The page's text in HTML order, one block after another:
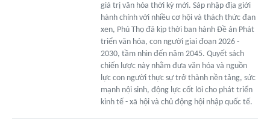
giá trị văn hóa thời kỳ mới. Sáp nhập địa giới
hành chính với nhiều cơ hội và thách thức đan
xen, Phú Thọ đã kịp thời ban hành Đề án Phát
triển văn hóa, con người giai đoạn 2026 -
2030, tầm nhìn đến năm 2045. Quyết sách
chiến lược này nhằm đưa văn hóa và nguồn
lực con người thực sự trở thành nền tảng, sức
mạnh nội sinh, động lực cốt lõi cho phát triển
kinh tế - xã hội và chủ động hội nhập quốc tế.